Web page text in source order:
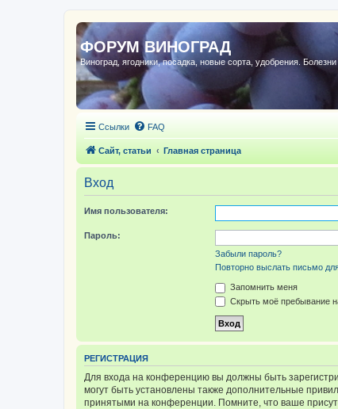
ФОРУМ ВИНОГРАД
Виноград, ягодники, посадка, новые сорта, удобрения.
Ссылки FAQ
Сайт, статьи Главная страница
Вход
Имя пользователя:
Пароль:
Забыли пароль?
Повторно выслать письмо
Запомнить меня
Скрыть моё пребывание
РЕГИСТРАЦИЯ
Для входа на конференцию вы должны быть
могут быть установлены также дополнительные
принятыми на конференции. Помните, что ваше